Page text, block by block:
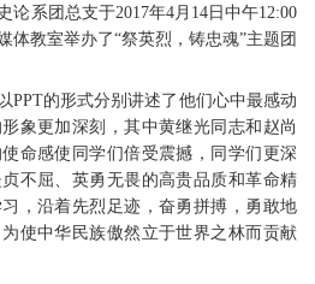
论系团总支于2017年4月14日中午12:00
体教室举办了“祭英烈，铸忠魂”主题团
PPT的形式分别讲述了他们心中最感动
象更加深刻，其中黄继光同志和赵尚
命感使同学们倍受震撼，同学们更深
不屈、英勇无畏的高贵品质和革命精
，沿着先烈足迹，奋勇拼搏，勇敢地
使中华民族傲然立于世界之林而贡献